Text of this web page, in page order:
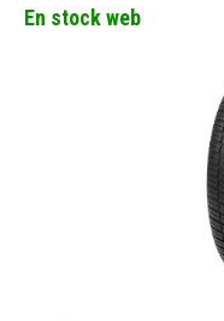
En stock web